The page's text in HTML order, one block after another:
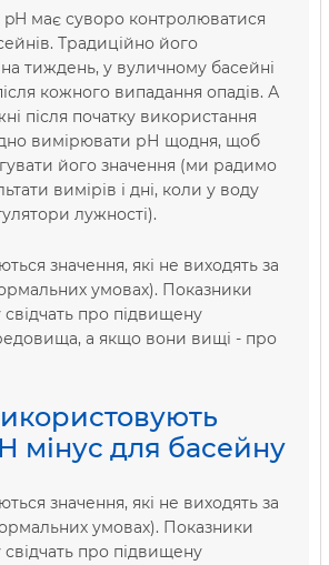
pH має суворо контролюватися
Традиційно його
тиждень, у вуличному басейні
кожного випадання опадів. А
після початку використання
вимірювати рН щодня, щоб
його значення (ми радимо
вимірів і дні, коли у воду
лужності).
значення, які не виходять за
умовах). Показники
про підвищену
а якщо вони вищі - про
мінус для басейну
значення, які не виходять за
умовах). Показники
про підвищену